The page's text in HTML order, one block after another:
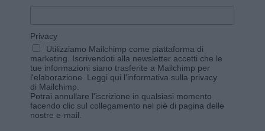
Privacy
Utilizziamo Mailchimp come piattaforma di
marketing. Iscrivendoti alla newsletter accetti che le
tue informazioni siano trasferite a Mailchimp per
l'elaborazione. Leggi qui l'informativa sulla privacy
di Mailchimp
Potrai annullare l'iscrizione in qualsiasi momento
facendo clic sul collegamento nel piè di pagina delle
nostre e-mail.